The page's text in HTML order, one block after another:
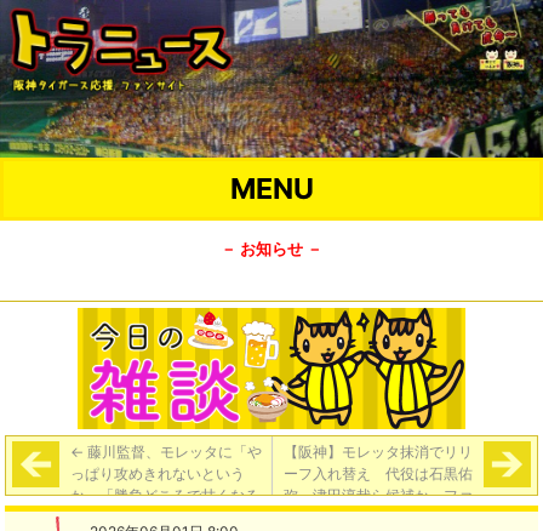
MENU
－ お知らせ －
← 藤川監督、モレッタに「や
っぱり攻めきれないという
か」「勝負どころで甘くなる
というのは、逆ですよね」
【阪神】モレッタ抹消でリリ
ーフ入れ替え 代役は石黒佑
弥、津田淳哉ら候補か ファ
ームで好投中（ニッカン）→